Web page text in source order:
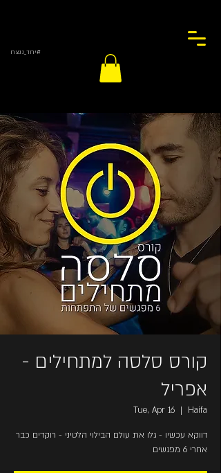
#יחד_ננצח
קורס סלסה למתחילים -
אפריל
Tue, Apr 16
  |
Haifa
דווקא עכשיו - גלו את עולם הבילוי הלטיני - רוקדים כבר
אחרי 6 מפגשים